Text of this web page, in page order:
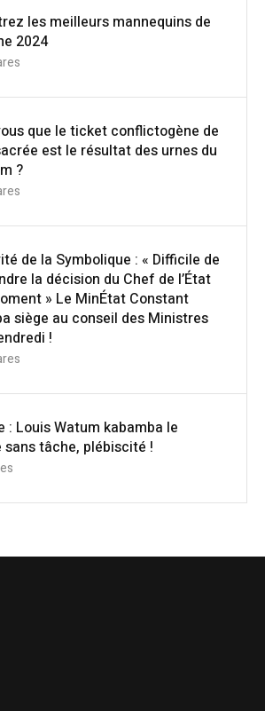
les meilleurs mannequins de
2024
que le ticket conflictogène de
est le résultat des urnes du
?
de la Symbolique : « Difficile de
la décision du Chef de l’État
» Le MinÉtat Constant
siège au conseil des Ministres
!
: Louis Watum kabamba le
tâche, plébiscité !